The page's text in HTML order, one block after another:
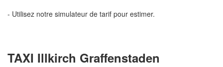
- Utilisez notre simulateur de tarif pour estimer.
TAXI Illkirch Graffenstaden